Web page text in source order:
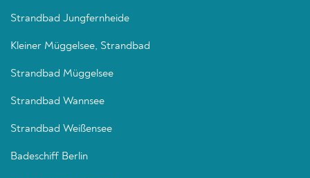
Strandbad Jungfernheide
Kleiner Müggelsee, Strandbad
Strandbad Müggelsee
Strandbad Wannsee
Strandbad Weißensee
Badeschiff Berlin